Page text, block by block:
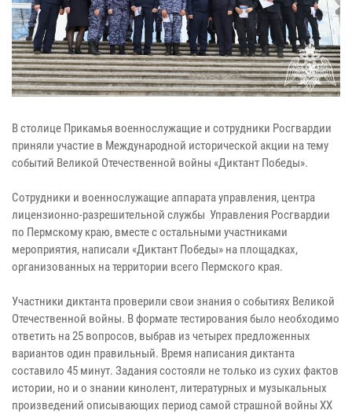
В столице Прикамья военнослужащие и сотрудники Росгвардии
приняли участие в Международной исторической акции на тему
событий Великой Отечественной войны «Диктант Победы».
Сотрудники и военнослужащие аппарата управления, центра
лицензионно-разрешительной службы Управления Росгвардии
по Пермскому краю, вместе с остальными участниками
мероприятия, написали «Диктант Победы» на площадках,
организованных на территории всего Пермского края.
Участники диктанта проверили свои знания о событиях Великой
Отечественной войны. В формате тестирования было необходимо
ответить на 25 вопросов, выбрав из четырех предложенных
вариантов один правильный. Время написания диктанта
составило 45 минут. Задания состояли не только из сухих фактов
истории, но и о знании кинолент, литературных и музыкальных
произведений описывающих период самой страшной войны XX